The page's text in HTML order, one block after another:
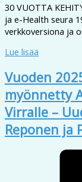
30 VUOTTA
ja e-Health seura
verkkoversiona ja
Lue lisää
Vuoden
myönnetty
Virralle –
Reponen ja